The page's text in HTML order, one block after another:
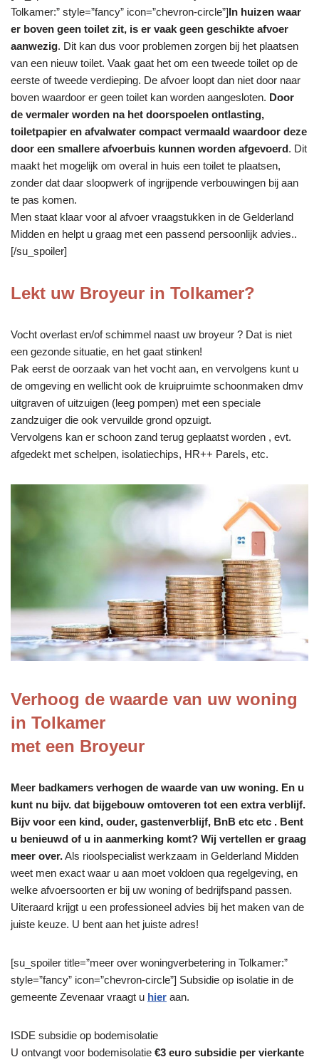
Tolkamer:” style=”fancy” icon=”chevron-circle”]In huizen waar
er boven geen toilet zit, is er vaak geen geschikte afvoer
aanwezig. Dit kan dus voor problemen zorgen bij het plaatsen
van een nieuw toilet. Vaak gaat het om een tweede toilet op de
eerste of tweede verdieping. De afvoer loopt dan niet door naar
boven waardoor er geen toilet kan worden aangesloten. Door
de vermaler worden na het doorspoelen ontlasting,
toiletpapier en afvalwater compact vermaald waardoor deze
door een smallere afvoerbuis kunnen worden afgevoerd. Dit
maakt het mogelijk om overal in huis een toilet te plaatsen,
zonder dat daar sloopwerk of ingrijpende verbouwingen bij aan
te pas komen.
Men staat klaar voor al afvoer vraagstukken in de Gelderland
Midden en helpt u graag met een passend persoonlijk advies..
[/su_spoiler]
Lekt uw Broyeur in Tolkamer?
Vocht overlast en/of schimmel naast uw broyeur ? Dat is niet
een gezonde situatie, en het gaat stinken!
Pak eerst de oorzaak van het vocht aan, en vervolgens kunt u
de omgeving en wellicht ook de kruipruimte schoonmaken dmv
uitgraven of uitzuigen (leeg pompen) met een speciale
zandzuiger die ook vervuilde grond opzuigt.
Vervolgens kan er schoon zand terug geplaatst worden , evt.
afgedekt met schelpen, isolatiechips, HR++ Parels, etc.
Verhoog de waarde van uw woning
in Tolkamer
met een Broyeur
Meer badkamers verhogen de waarde van uw woning. En u
kunt nu bijv. dat bijgebouw omtoveren tot een extra verblijf.
Bijv voor een kind, ouder, gastenverblijf, BnB etc etc . Bent
u benieuwd of u in aanmerking komt? Wij vertellen er graag
meer over.Als rioolspecialist werkzaam in Gelderland Midden
weet men exact waar u aan moet voldoen qua regelgeving, en
welke afvoersoorten er bij uw woning of bedrijfspand passen.
Uiteraard krijgt u een professioneel advies bij het maken van de
juiste keuze. U bent aan het juiste adres!
[su_spoiler title=”meer over woningverbetering in Tolkamer:”
style=”fancy” icon=”chevron-circle”] Subsidie op isolatie in de
gemeente Zevenaar vraagt u hier aan.
ISDE subsidie op bodemisolatie
U ontvangt voor bodemisolatie €3 euro subsidie per vierkante